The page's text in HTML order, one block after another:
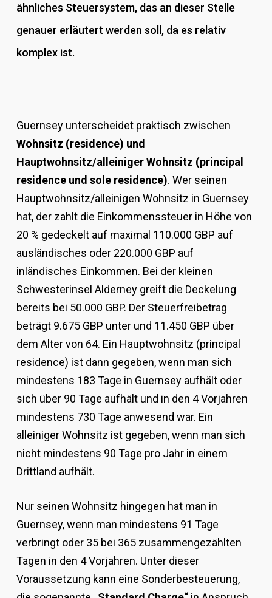
ähnliches Steuersystem, das an dieser Stelle
genauer erläutert werden soll, da es relativ
komplex ist.
Guernsey unterscheidet praktisch zwischen
Wohnsitz (residence) und
Hauptwohnsitz/alleiniger Wohnsitz (principal
residence und sole residence). Wer seinen
Hauptwohnsitz/alleinigen Wohnsitz in Guernsey
hat, der zahlt die Einkommenssteuer in Höhe von
20 % gedeckelt auf maximal 110.000 GBP auf
ausländisches oder 220.000 GBP auf
inländisches Einkommen. Bei der kleinen
Schwesterinsel Alderney greift die Deckelung
bereits bei 50.000 GBP. Der Steuerfreibetrag
beträgt 9.675 GBP unter und 11.450 GBP über
dem Alter von 64. Ein Hauptwohnsitz (principal
residence) ist dann gegeben, wenn man sich
mindestens 183 Tage in Guernsey aufhält oder
sich über 90 Tage aufhält und in den 4 Vorjahren
mindestens 730 Tage anwesend war. Ein
alleiniger Wohnsitz ist gegeben, wenn man sich
nicht mindestens 90 Tage pro Jahr in einem
Drittland aufhält.
Nur seinen Wohnsitz hingegen hat man in
Guernsey, wenn man mindestens 91 Tage
verbringt oder 35 bei 365 zusammengezählten
Tagen in den 4 Vorjahren. Unter dieser
Voraussetzung kann eine Sonderbesteuerung,